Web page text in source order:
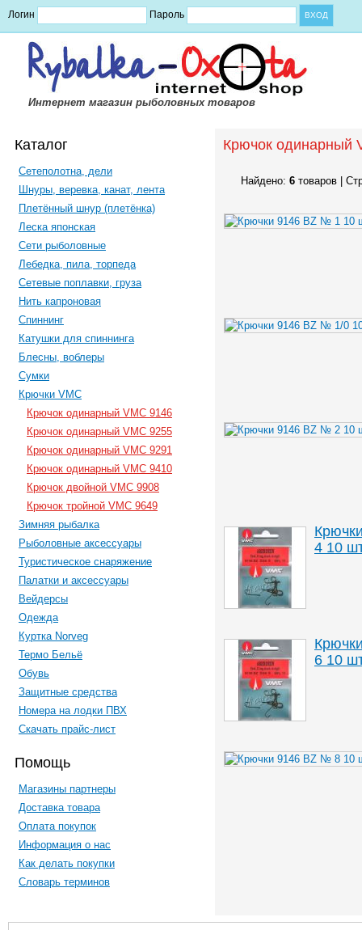
Логин Пароль
Интернет магазин рыболовных товаров
Каталог
Сетеполотна, дели
Шнуры, веревка, канат, лента
Плетённый шнур (плетёнка)
Леска японская
Сети рыболовные
Лебедка, пила, торпеда
Сетевые поплавки, груза
Нить капроновая
Спиннинг
Катушки для спиннинга
Блесны, воблеры
Сумки
Крючки VMC
Крючок одинарный VMC 9146
Крючок одинарный VMC 9255
Крючок одинарный VMC 9291
Крючок одинарный VMC 9410
Крючок двойной VMC 9908
Крючок тройной VMC 9649
Зимняя рыбалка
Рыболовные аксессуары
Туристическое снаряжение
Палатки и аксессуары
Вейдерсы
Одежда
Куртка Norveg
Термо Бельё
Обувь
Защитные средства
Номера на лодки ПВХ
Скачать прайс-лист
Помощь
Магазины партнеры
Доставка товара
Оплата покупок
Информация о нас
Как делать покупки
Словарь терминов
Крючок одинарный
Найдено: 6 товаров |
4 10
6 10